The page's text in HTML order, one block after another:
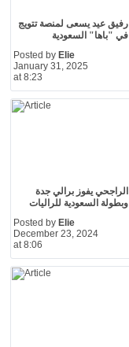
رفيق عيد يسعى لمنصة تتويج
في "باها" السعودية
Posted by Elie
January 31, 2025
at 8:23
الراجحي يفوز برالي جدة
وبطولة السعودية للراليات
Posted by Elie
December 23, 2024
at 8:06